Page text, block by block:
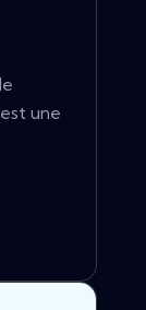
une